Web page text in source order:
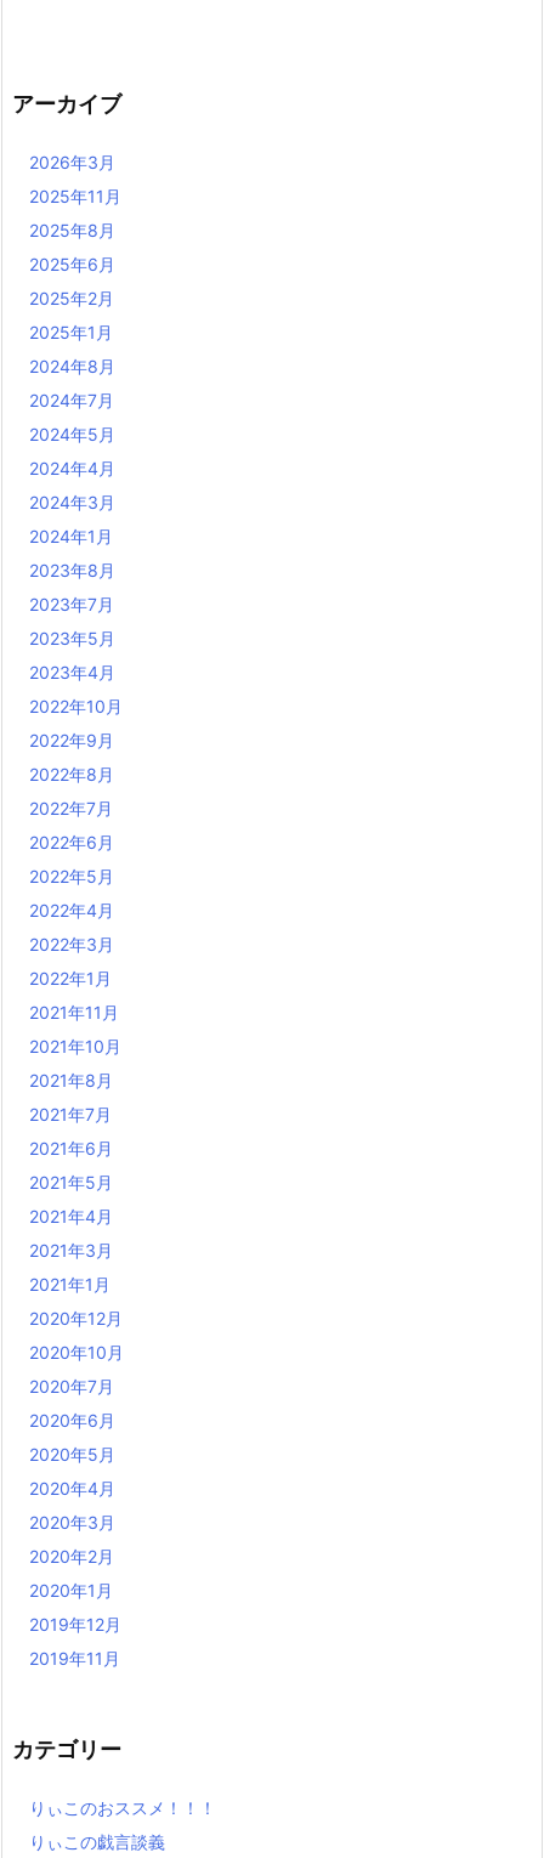
アーカイブ
2026年3月
2025年11月
2025年8月
2025年6月
2025年2月
2025年1月
2024年8月
2024年7月
2024年5月
2024年4月
2024年3月
2024年1月
2023年8月
2023年7月
2023年5月
2023年4月
2022年10月
2022年9月
2022年8月
2022年7月
2022年6月
2022年5月
2022年4月
2022年3月
2022年1月
2021年11月
2021年10月
2021年8月
2021年7月
2021年6月
2021年5月
2021年4月
2021年3月
2021年1月
2020年12月
2020年10月
2020年7月
2020年6月
2020年5月
2020年4月
2020年3月
2020年2月
2020年1月
2019年12月
2019年11月
カテゴリー
りぃこのおススメ！！！
りぃこの戯言談義